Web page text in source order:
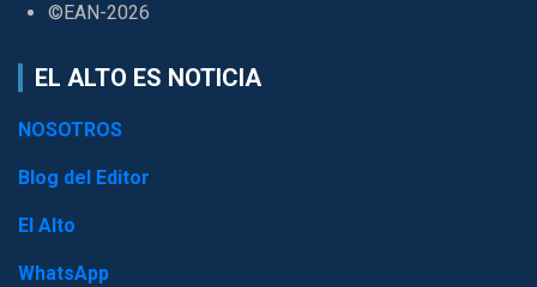
©EAN-2026
EL ALTO ES NOTICIA
NOSOTROS
Blog del Editor
El Alto
WhatsApp